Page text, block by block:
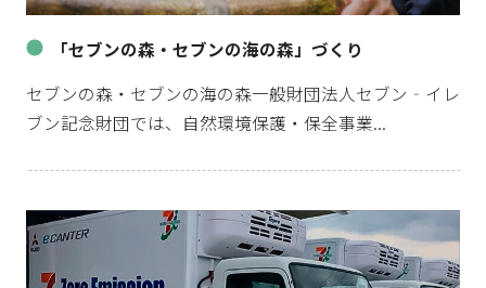
「セブンの森・セブンの海の森」づくり
セブンの森・セブンの海の森一般財団法人セブン‐イレ
ブン記念財団では、自然環境保護・保全事業...